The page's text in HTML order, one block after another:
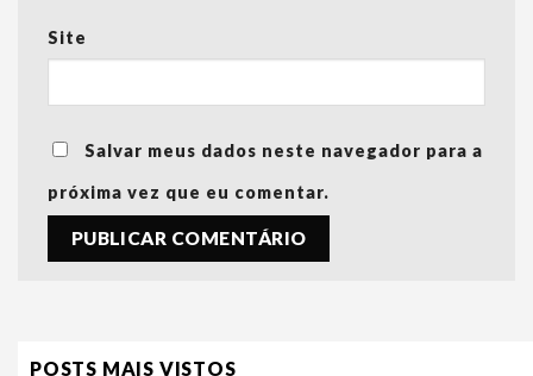
Site
Salvar meus dados neste navegador para a
próxima vez que eu comentar.
POSTS MAIS VISTOS